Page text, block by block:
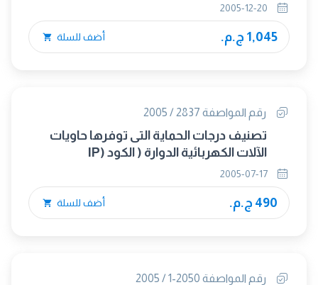
1,045 ج.م. أضف للسلة
رقم المواصفة 2837 / 2005
تصنيف درجات الحماية التى توفرها حاويات
الآلات الكهربائية الدوارة ( الكود (IP
490 ج.م. أضف للسلة
رقم المواصفة 2050-1 / 2005